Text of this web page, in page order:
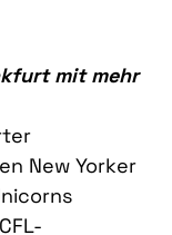
mit mehr
New Yorker